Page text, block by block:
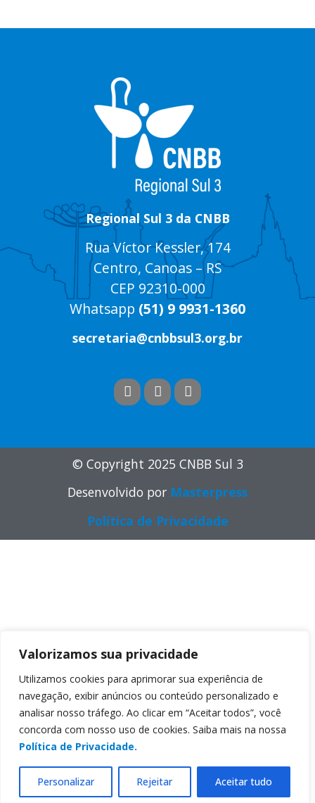
Valorizamos sua privacidade
Utilizamos cookies para aprimorar sua experiência de
navegação, exibir anúncios ou conteúdo personalizado e
analisar nosso tráfego. Ao clicar em “Aceitar todos”, você
concorda com nosso uso de cookies. Saiba mais na nossa
Política de Privacidade.
Personalizar Rejeitar Aceitar tudo
Regional Sul 3 da CNBB
Rua Víctor Kessler, 174
Centro, Canoas – RS
CEP 92310-000
Whatsapp (51) 9 9931-1360
secretaria@cnbbsul3.org.br
© Copyright 2025 CNBB Sul 3
Desenvolvido por Masterpress
Política de Privacidade